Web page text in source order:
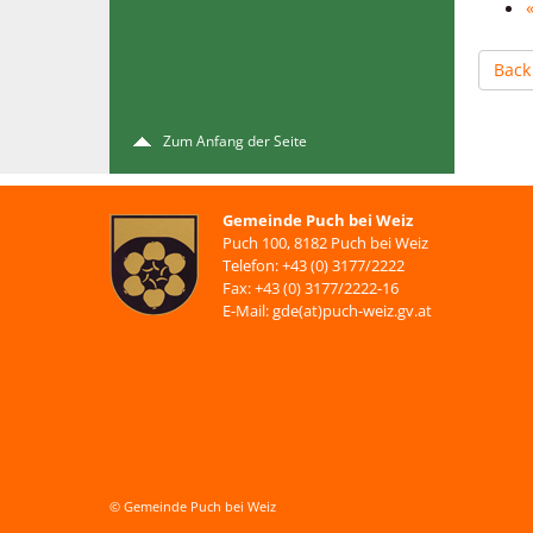
Zum Anfang der Seite
«
Gemeinde Puch bei Weiz
Puch 100, 8182 Puch bei Weiz
Telefon: +43 (0) 3177/2222
Fax: +43 (0) 3177/2222-16
E-Mail: gde(at)puch-weiz.gv.at
© Gemeinde Puch bei Weiz